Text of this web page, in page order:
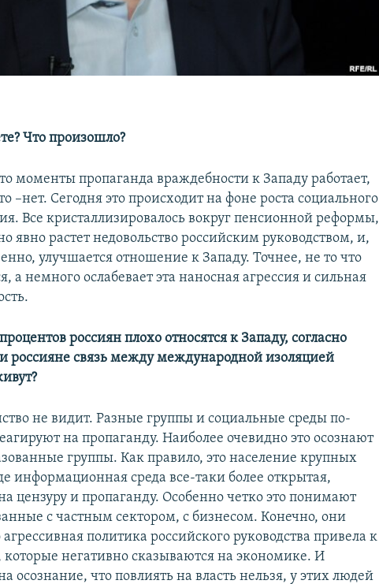
Что произошло?
моменты пропаганда враждебности к Западу работает,
–нет. Сегодня это происходит на фоне роста социального
Все кристаллизировалось вокруг пенсионной реформы,
явно растет недовольство российским руководством, и,
улучшается отношение к Западу. Точнее, не то что
а немного ослабевает эта наносная агрессия и сильная
россиян плохо относятся к Западу, согласно
россияне связь между международной изоляцией
не видит. Разные группы и социальные среды по-
на пропаганду. Наиболее очевидно это осознают
группы. Как правило, это население крупных
информационная среда все-таки более открытая,
цензуру и пропаганду. Особенно четко это понимают
с частным сектором, с бизнесом. Конечно, они
политика российского руководства привела к
негативно сказываются на экономике. И
осознание, что повлиять на власть нельзя, у этих людей